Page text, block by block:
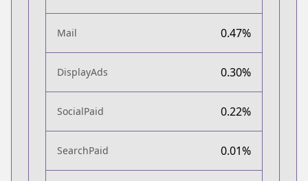
Mail 0.47%
DisplayAds 0.30%
SocialPaid 0.22%
SearchPaid 0.01%